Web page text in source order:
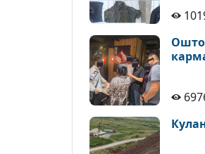
Ошто